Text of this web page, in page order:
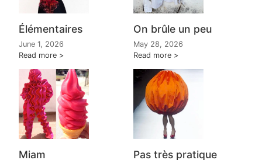
Élémentaires
June 1, 2026
Read more
On brûle un peu
May 28, 2026
Read more
Miam Pas très pratique